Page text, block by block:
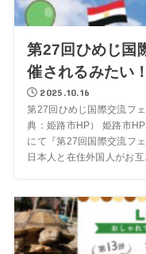
第27回ひめじ国
催されるみたい！
2025.10.16
第27回ひめじ国際交流フ
典：姫路市HP） 姫路市
にて『第27回国際交流フ
日本人と在住外国人がお互